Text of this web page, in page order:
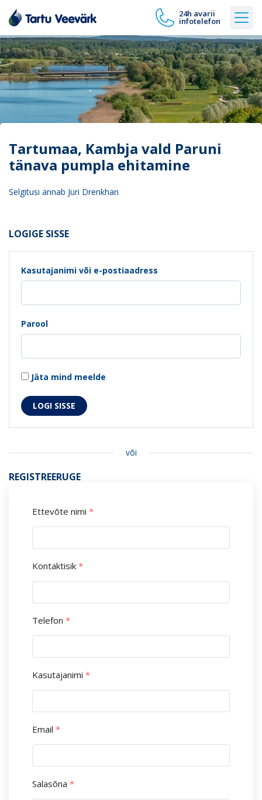
24h avarii
infotelefon
Tartumaa, Kambja vald Paruni
tänava pumpla ehitamine
Selgitusi annab Jüri Drenkhan
LOGIGE SISSE
Kasutajanimi või e-postiaadress
Parool
Jäta mind meelde
või
REGISTREERUGE
Ettevõte nimi *
Kontaktisik *
Telefon *
Kasutajanimi *
Email *
Salasõna *